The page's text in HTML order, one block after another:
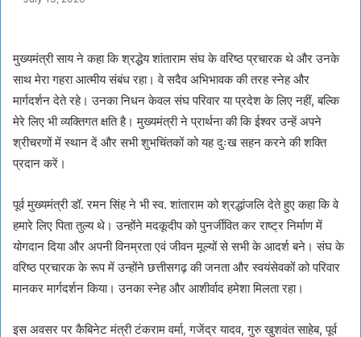
मुख्यमंत्री साय ने कहा कि श्रद्धेय शांताराम संघ के वरिष्ठ प्रचारक थे और उनके
साथ मेरा गहरा आत्मीय संबंध रहा। वे सदैव अभिभावक की तरह स्नेह और
मार्गदर्शन देते रहे। उनका निधन केवल संघ परिवार या प्रदेश के लिए नहीं, बल्कि
मेरे लिए भी व्यक्तिगत क्षति है। मुख्यमंत्री ने प्रार्थना की कि ईश्वर उन्हें अपने
श्रीचरणों में स्थान दें और सभी शुभचिंतकों को यह दुःख सहन करने की शक्ति
प्रदान करें।
पूर्व मुख्यमंत्री डॉ. रमन सिंह ने भी स्व. शांताराम को श्रद्धांजलि देते हुए कहा कि वे
हमारे लिए पिता तुल्य थे। उन्होंने मदकूदीप को पुनर्जीवित कर राष्ट्र निर्माण में
योगदान दिया और अपनी विनम्रता एवं जीवन मूल्यों से सभी के आदर्श बने। संघ के
वरिष्ठ प्रचारक के रूप में उन्होंने छत्तीसगढ़ की जनता और स्वयंसेवकों को परिवार
मानकर मार्गदर्शन किया। उनका स्नेह और आशीर्वाद हमेशा मिलता रहा।
इस अवसर पर कैबिनेट मंत्री टंकराम वर्मा, गजेंद्र यादव, गुरु खुशवंत साहेब, पूर्व